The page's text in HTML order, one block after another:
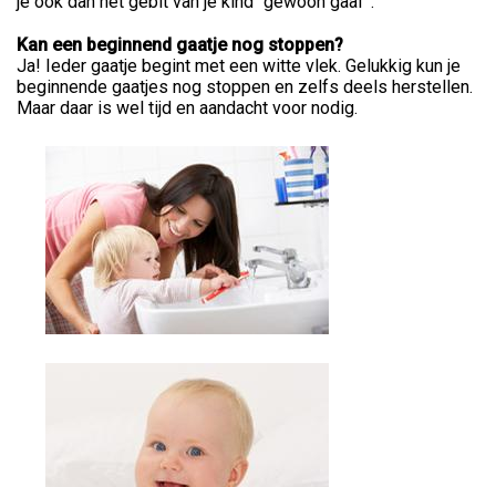
Kan een beginnend gaatje nog stoppen?
Ja! Ieder gaatje begint met een witte vlek. Gelukkig kun je
beginnende gaatjes nog stoppen en zelfs deels herstellen.
Maar daar is wel tijd en aandacht voor nodig.